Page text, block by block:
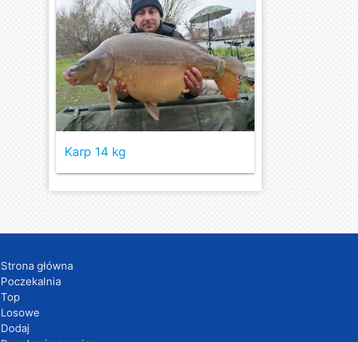
Karp 14 kg
Strona główna
Poczekalnia
Top
Losowe
Dodaj